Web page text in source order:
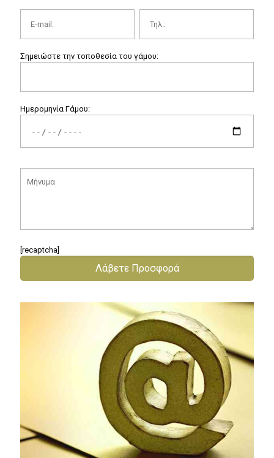
για το δικό σας γάμο!
Σημειώστε την τοποθεσία του γάμου:
Ημερομηνία Γάμου: